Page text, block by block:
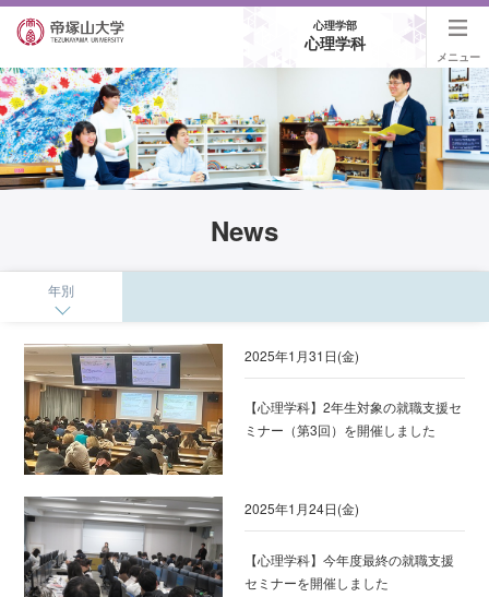
心理学部
心理学科
メニュー
News
年別
2025年1月31日(金)
【心理学科】2年生対象の就職支援セ
ミナー（第3回）を開催しました
2025年1月24日(金)
【心理学科】今年度最終の就職支援
セミナーを開催しました